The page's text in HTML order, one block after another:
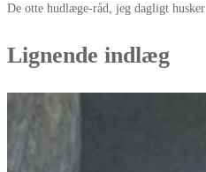
De otte hudlæge-råd, jeg dagligt husker
Lignende indlæg